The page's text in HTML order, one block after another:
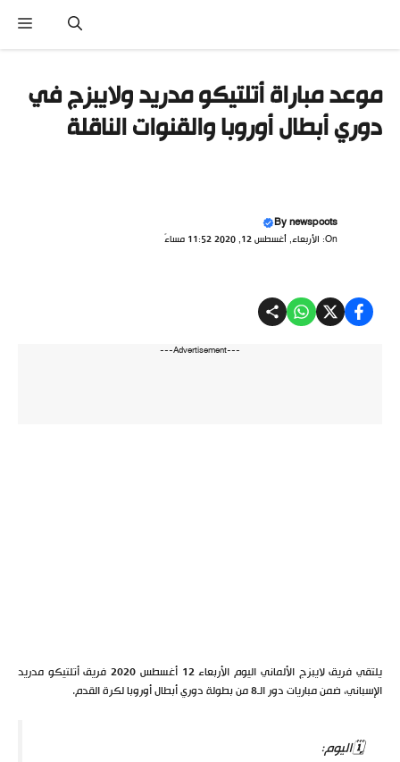
موعد مباراة أتلتيكو مدريد ولايبزج في
دوري أبطال أوروبا والقنوات الناقلة
Bynewspoots
On: الأربعاء, أغسطس 12, 2020 11:52 مساءً
---Advertisement---
يلتقي فريق لايبزج الألماني اليوم الأربعاء 12 أغسطس 2020 فريق أتلتيكو مدريد
الإسباني، ضمن مباريات دور الـ8 من بطولة دوري أبطال أوروبا لكرة القدم.
🗓️اليوم: